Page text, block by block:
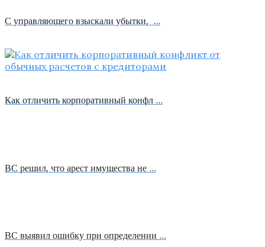
С управляющего взыскали убытки, …
Как отличить корпоративный конфл …
ВС решил, что арест имущества не …
ВС выявил ошибку при определении …